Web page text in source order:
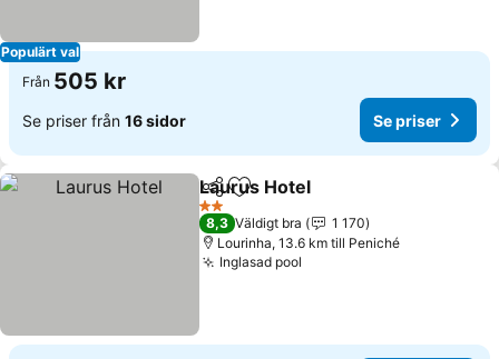
Populärt val
Från 505 kr
Se priser från 16 sidor Se priser
Dela Lägg till i Mina Favoriter
Laurus Hotel
2 Stjärnor
8,3 Väldigt bra
1 170
Lourinha, 13.6 km till Peniché
Inglasad pool